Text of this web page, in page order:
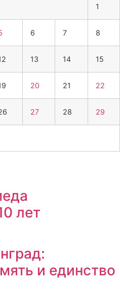
1
6 7 8
13 14 15
20 21 22
27 28 29
лет
и единство